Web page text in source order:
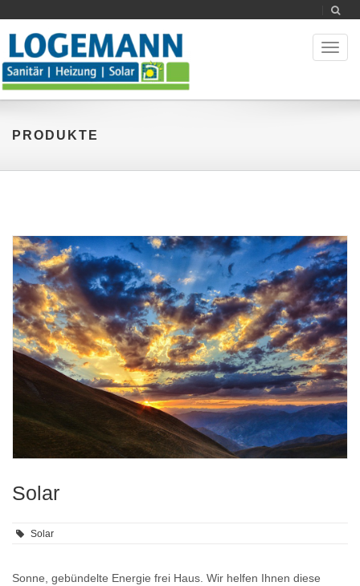
PRODUKTE
Solar
Solar
Sonne, gebündelte Energie frei Haus. Wir helfen Ihnen diese